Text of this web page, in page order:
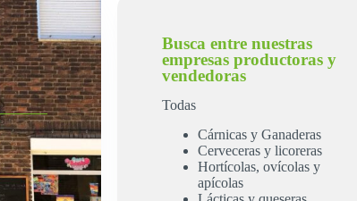
Busca entre nuestras
empresas productoras y
vendedoras
Todas
Cárnicas y Ganaderas
Cerveceras y licoreras
Hortícolas, ovícolas y
apícolas